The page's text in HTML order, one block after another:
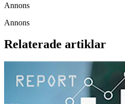
Annons
Annons
Relaterade artiklar